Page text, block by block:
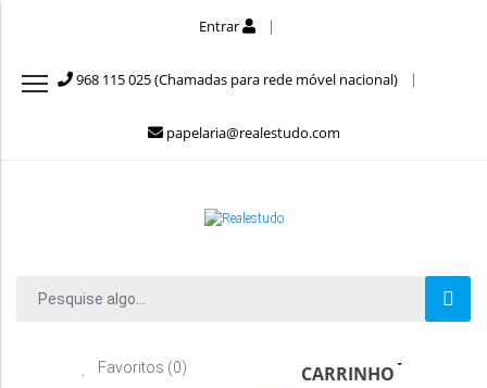
Entrar
968 115 025 (Chamadas para rede móvel nacional)
papelaria@realestudo.com
Favoritos (0)
CARRINHO